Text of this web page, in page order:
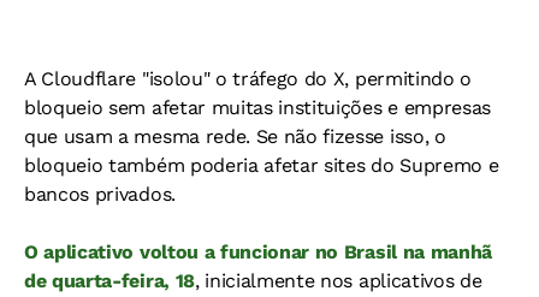
A Cloudflare "isolou" o tráfego do X, permitindo o
bloqueio sem afetar muitas instituições e empresas
que usam a mesma rede. Se não fizesse isso, o
bloqueio também poderia afetar sites do Supremo e
bancos privados.
O aplicativo voltou a funcionar no Brasil na manhã
de quarta-feira, 18, inicialmente nos aplicativos de